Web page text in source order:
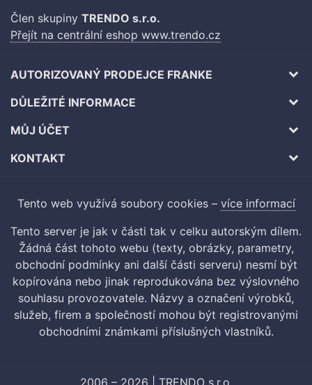
Člen skupiny TRENDO s.r.o.
Přejít na centrální eshop www.trendo.cz
AUTORIZOVANÝ PRODEJCE FRANKE
DŮLEŽITÉ INFORMACE
MŮJ ÚČET
KONTAKT
Tento web využívá soubory cookies – více informací
Tento server je jak v části tak v celku autorským dílem.
Žádná část tohoto webu (texty, obrázky, parametry,
obchodní podmínky ani další části serveru) nesmí být
kopírována nebo jinak reprodukována bez výslovného
souhlasu provozovatele. Názvy a označení výrobků,
služeb, firem a společností mohou být registrovanými
obchodními známkami příslušných vlastníků.
2006 – 2026 | TRENDO s.r.o.